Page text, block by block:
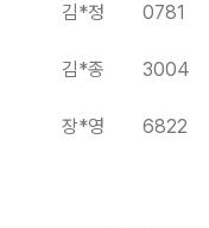
김*정 0781
김*종 3004
장*영 6822